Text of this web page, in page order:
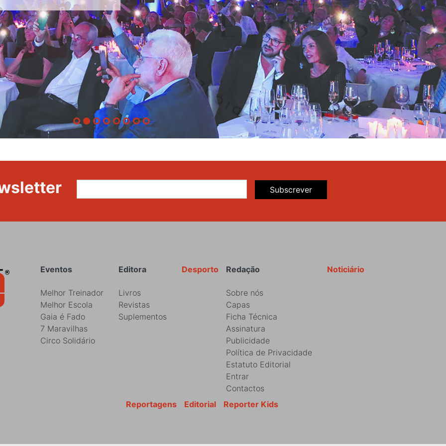
Subscrever
Rodapé Noticiário
Redação
Sobre nós
Capas
Ficha Técnica
Assinatura
Publicidade
Política de Privacidade
Estatuto Editorial
Entrar
Contactos
Desporto
Editora
Livros
Revistas
Suplementos
Eventos
Melhor Treinador
Melhor Escola
Gaia é Fado
7 Maravilhas
Circo Solidário
Reporter Kids
Editorial
Reportagens